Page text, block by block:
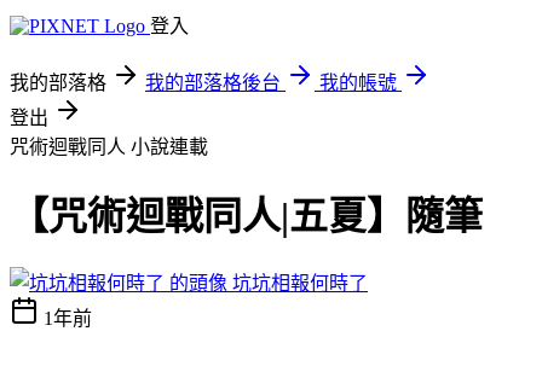
登入
我的部落格 我的部落格後台
我的帳號
登出
咒術迴戰同人 小說連載
【咒術迴戰同人|五夏】隨筆
坑坑相報何時了
1年前